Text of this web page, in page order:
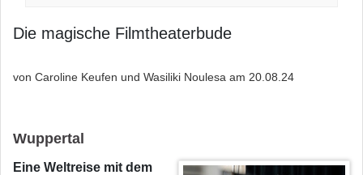
Die magische Filmtheaterbude
von Caroline Keufen und Wasiliki Noulesa am 20.08.24
Wuppertal
Eine Weltreise mit dem